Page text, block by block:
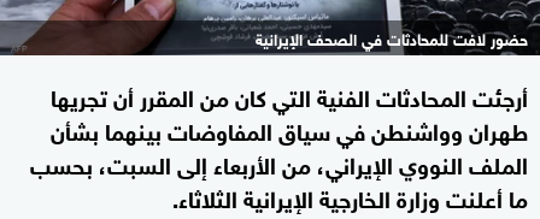
حضور لافت للمحادثات في الصحف الإيرانية
أرجئت المحادثات الفنية التي كان من المقرر أن تجريها
طهران وواشنطن في سياق المفاوضات بينهما بشأن
الملف النووي الإيراني، من الأربعاء إلى السبت، بحسب
ما أعلنت وزارة الخارجية الإيرانية الثلاثاء.